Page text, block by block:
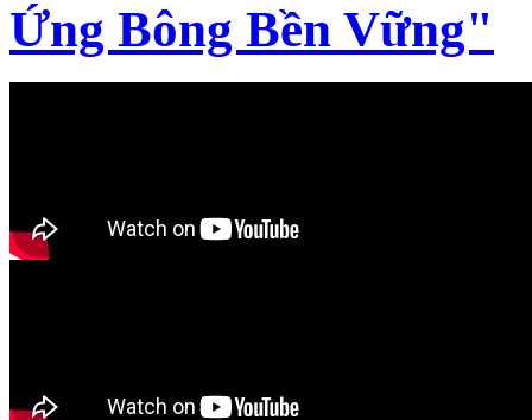
Ứng Bông Bền Vững"